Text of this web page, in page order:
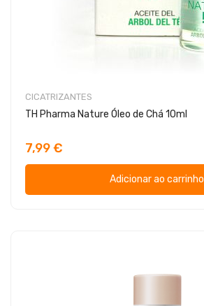
CICATRIZANTES
TH Pharma Nature Óleo de Chá 10ml
7,99 €
Adicionar ao carrinho